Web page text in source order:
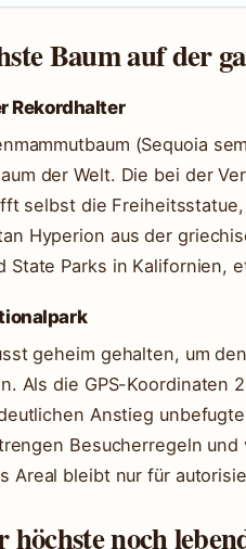
Baum auf der
Rekordhalter
(Sequoia
der Welt. Die bei der
selbst die
Hyperion aus der
State Parks in Kalifornien,
geheim gehalten, um
Als die GPS-Koordinaten
Anstieg
Besucherregeln
Areal bleibt nur für
höchste noch